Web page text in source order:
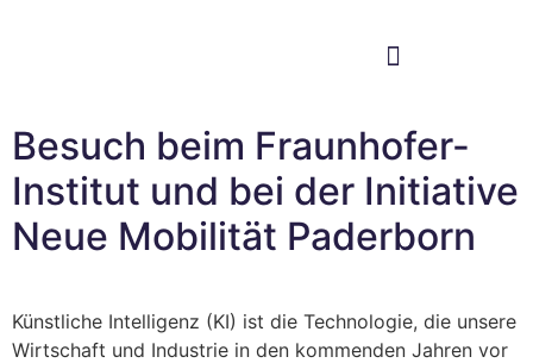
Besuch beim Fraunhofer-
Institut und bei der Initiative
Neue Mobilität Paderborn
Künstliche Intelligenz (KI) ist die Technologie, die unsere
Wirtschaft und Industrie in den kommenden Jahren vor